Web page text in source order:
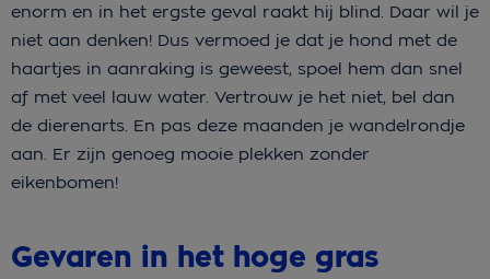
enorm en in het ergste geval raakt hij blind. Daar wil je
niet aan denken! Dus vermoed je dat je hond met de
haartjes in aanraking is geweest, spoel hem dan snel
af met veel lauw water. Vertrouw je het niet, bel dan
de dierenarts. En pas deze maanden je wandelrondje
aan. Er zijn genoeg mooie plekken zonder
eikenbomen!
Gevaren in het hoge gras